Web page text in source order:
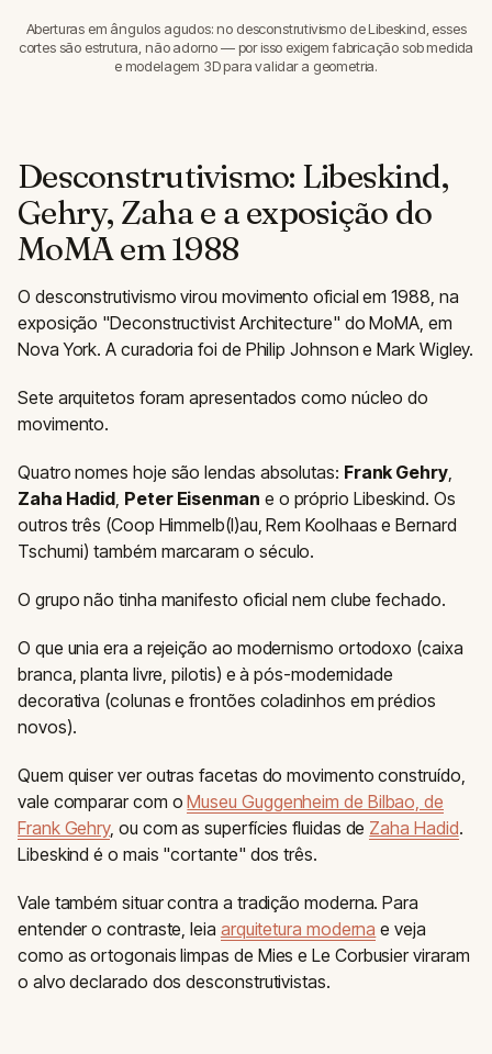
Aberturas em ângulos agudos: no desconstrutivismo de Libeskind, esses
cortes são estrutura, não adorno — por isso exigem fabricação sob medida
e modelagem 3D para validar a geometria.
Desconstrutivismo: Libeskind,
Gehry, Zaha e a exposição do
MoMA em 1988
O desconstrutivismo virou movimento oficial em 1988, na
exposição "Deconstructivist Architecture" do MoMA, em
Nova York. A curadoria foi de Philip Johnson e Mark Wigley.
Sete arquitetos foram apresentados como núcleo do
movimento.
Quatro nomes hoje são lendas absolutas: Frank Gehry,
Zaha Hadid, Peter Eisenman e o próprio Libeskind. Os
outros três (Coop Himmelb(l)au, Rem Koolhaas e Bernard
Tschumi) também marcaram o século.
O grupo não tinha manifesto oficial nem clube fechado.
O que unia era a rejeição ao modernismo ortodoxo (caixa
branca, planta livre, pilotis) e à pós-modernidade
decorativa (colunas e frontões coladinhos em prédios
novos).
Quem quiser ver outras facetas do movimento construído,
vale comparar com oMuseu Guggenheim de Bilbao, de
Frank Gehry, ou com as superfícies fluidas de Zaha Hadid.
Libeskind é o mais "cortante" dos três.
Vale também situar contra a tradição moderna. Para
entender o contraste, leia arquitetura moderna e veja
como as ortogonais limpas de Mies e Le Corbusier viraram
o alvo declarado dos desconstrutivistas.